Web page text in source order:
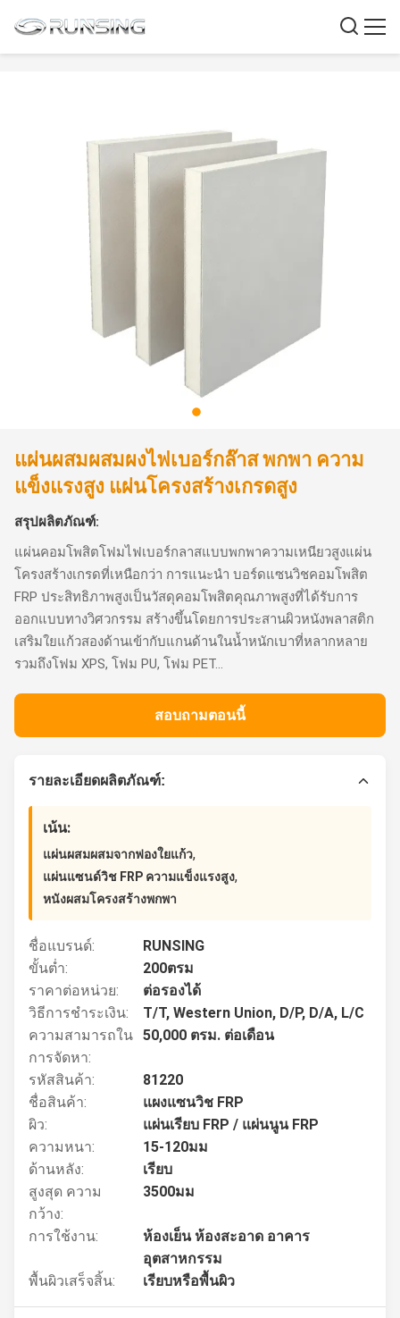
แผ่นผสมผสมผงไฟเบอร์กล๊าส พกพา ความ
แข็งแรงสูง แผ่นโครงสร้างเกรดสูง
สรุปผลิตภัณฑ์:
แผ่นคอมโพสิตโฟมไฟเบอร์กลาสแบบพกพาความเหนียวสูงแผ่น
โครงสร้างเกรดที่เหนือกว่า การแนะนำ บอร์ดแซนวิชคอมโพสิต
FRP ประสิทธิภาพสูงเป็นวัสดุคอมโพสิตคุณภาพสูงที่ได้รับการ
ออกแบบทางวิศวกรรม สร้างขึ้นโดยการประสานผิวหนังพลาสติก
เสริมใยแก้วสองด้านเข้ากับแกนด้านในน้ำหนักเบาที่หลากหลาย
รวมถึงโฟม XPS, โฟม PU, โฟม PET...
สอบถามตอนนี้
รายละเอียดผลิตภัณฑ์:
เน้น:
แผ่นผสมผสมจากฟองใยแก้ว,
แผ่นแซนด์วิช FRP ความแข็งแรงสูง,
หนังผสมโครงสร้างพกพา
ชื่อแบรนด์:
RUNSING
ขั้นต่ำ:
200ตรม
ราคาต่อหน่วย:
ต่อรองได้
วิธีการชำระเงิน:
T/T, Western Union, D/P, D/A, L/C
ความสามารถใน
การจัดหา:
50,000 ตรม. ต่อเดือน
รหัสสินค้า:
81220
ชื่อสินค้า:
แผงแซนวิช FRP
ผิว:
แผ่นเรียบ FRP / แผ่นนูน FRP
ความหนา:
15-120มม
ด้านหลัง:
เรียบ
สูงสุด ความ
กว้าง:
3500มม
การใช้งาน:
ห้องเย็น ห้องสะอาด อาคาร
อุตสาหกรรม
พื้นผิวเสร็จสิ้น:
เรียบหรือพื้นผิว